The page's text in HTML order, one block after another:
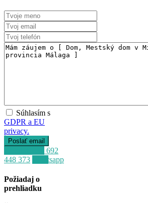
Predaj
Mimo trhu
Súhlasím s
GDPR a EU
privacy.
+34 692
448 373
Whatsapp
Požiadaj o
prehliadku